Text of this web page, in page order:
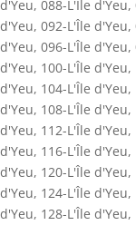
d'Yeu, 088-L'Île d'Yeu,
d'Yeu, 092-L'Île d'Yeu,
d'Yeu, 096-L'Île d'Yeu,
d'Yeu, 100-L'Île d'Yeu,
d'Yeu, 104-L'Île d'Yeu,
d'Yeu, 108-L'Île d'Yeu,
d'Yeu, 112-L'Île d'Yeu,
d'Yeu, 116-L'Île d'Yeu,
d'Yeu, 120-L'Île d'Yeu,
d'Yeu, 124-L'Île d'Yeu,
d'Yeu, 128-L'Île d'Yeu,